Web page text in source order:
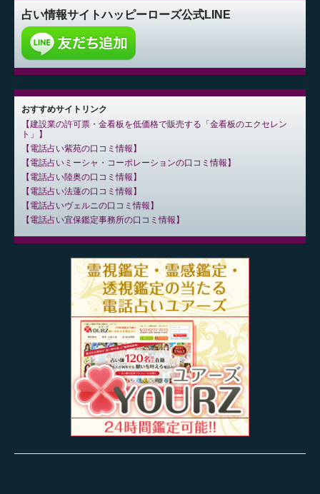
占い情報サイトハッピーローズ公式LINE
おすすめサイトリンク
建設業の許可票・金看板を低価格で販売する「金看板のエクセレン
ト」
電話占い紫苑の口コミ情報
電話占いミーシャ・コーポレーションの口コミ情報
電話占い陸奥の口コミ情報
電話占い法蓮の口コミ情報
電話占いヴェルニの口コミ情報
電話占い宜保鑑定事務所の口コミ情報